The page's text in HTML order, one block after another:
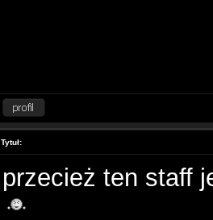
Tytuł:
przecież ten staff